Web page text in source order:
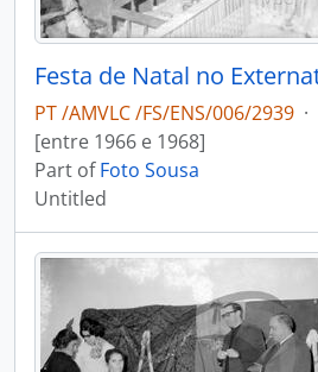
PT /AMVLC /FS/ENS/006/2939 ·
[entre 1966 e 1968]
Part ofFoto Sousa
Untitled